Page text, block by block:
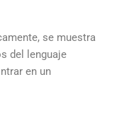
se muestra
del lenguaje
en un